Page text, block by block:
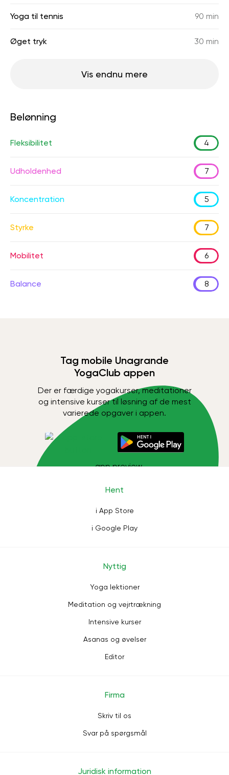
Yoga til tennis 90 min
Øget tryk 30 min
Vis endnu mere
Belønning
Fleksibilitet 4
Udholdenhed 7
Koncentration 5
Styrke 7
Mobilitet 6
Balance 8
Tag mobile Unagrande
YogaClub appen
Der er færdige yogakurser, meditationer
og intensive kurser til løsning af de mest
varierede opgaver i appen.
Hent
i App Store
i Google Play
Nyttig
Yoga lektioner
Meditation og vejrtrækning
Intensive kurser
Asanas og øvelser
Editor
Firma
Skriv til os
Svar på spørgsmål
Juridisk information